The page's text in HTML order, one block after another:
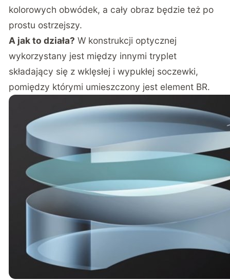
kolorowych obwódek, a cały obraz będzie też po
prostu ostrzejszy.
A jak to działa? W konstrukcji optycznej
wykorzystany jest między innymi tryplet
składający się z wklęsłej i wypukłej soczewki,
pomiędzy którymi umieszczony jest element BR.